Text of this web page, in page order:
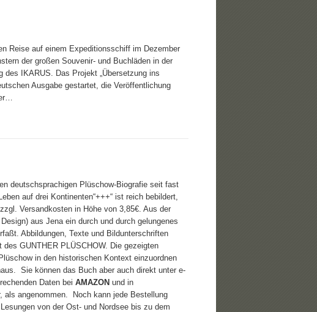
Reise auf einem Expeditionsschiff im Dezember
der großen Souvenir- und Buchläden in der
IKARUS. Das Projekt „Übersetzung ins
Ausgabe gestartet, die Veröffentlichung
deutschsprachigen Plüschow-Biografie seit fast
auf drei Kontinenten“+++“ ist reich bebildert,
Versandkosten in Höhe von 3,85€. Aus der
aus Jena ein durch und durch gelungenes
Abbildungen, Texte und Bildunterschriften
GUNTHER PLÜSCHOW. Die gezeigten
in den historischen Kontext einzuordnen
Sie können das Buch aber auch direkt unter e-
Daten beiAMAZON und in
als angenommen. Noch kann jede Bestellung
von der Ost- und Nordsee bis zu dem